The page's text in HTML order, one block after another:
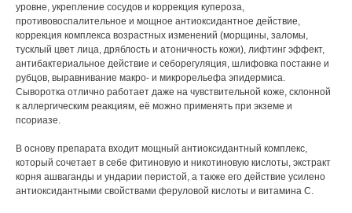
уровне, укрепление сосудов и коррекция купероза,
противовоспалительное и мощное антиоксидантное действие,
коррекция комплекса возрастных изменений (морщины, заломы,
тусклый цвет лица, дряблость и атоничность кожи), лифтинг эффект,
антибактериальное действие и себорегуляция, шлифовка постакне и
рубцов, выравнивание макро- и микрорельефа эпидермиса.
Сыворотка отлично работает даже на чувствительной коже, склонной
к аллергическим реакциям, её можно применять при экземе и
псориазе.
В основу препарата входит мощный антиоксидантный комплекс,
который сочетает в себе фитиновую и никотиновую кислоты, экстракт
корня ашваганды и ундарии перистой, а также его действие усилено
антиоксидантными свойствами феруловой кислоты и витамина С.